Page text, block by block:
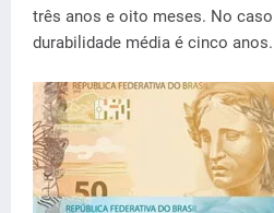
três anos e oito meses. No caso
durabilidade média é cinco anos.